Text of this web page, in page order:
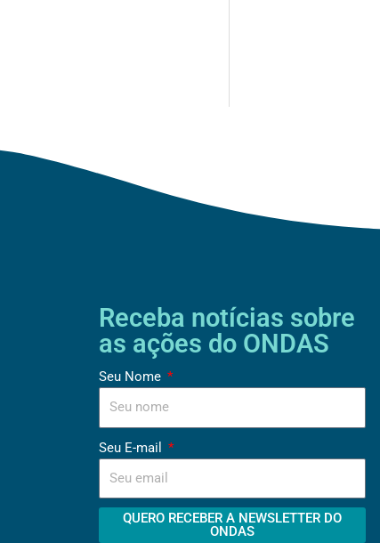
Receba notícias sobre
as ações do ONDAS
Seu Nome
Seu E-mail
QUERO RECEBER A NEWSLETTER DO
ONDAS